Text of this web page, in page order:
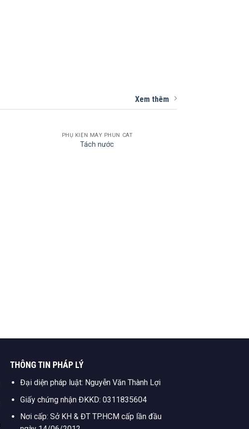
Xem thêm
PHỤ KIỆN MÁY PHUN CÁT
Tách nước
THÔNG TIN PHÁP LÝ
Đại diện pháp luật: Nguyễn Văn Thành Lợi
Giấy chứng nhận ĐKKD: 0311835604
Nơi cấp: Sở KH & ĐT TP.HCM cấp lần đầu